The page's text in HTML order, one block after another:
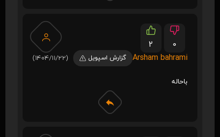
2
0
Arsham bahrami
گزارش اسپویل (1404/11/22)
باحاله